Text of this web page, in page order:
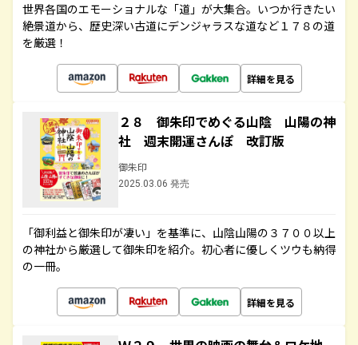
世界各国のエモーショナルな「道」が大集合。いつか行きたい
絶景道から、歴史深い古道にデンジャラスな道など１７８の道
を厳選！
詳細を見る
２８ 御朱印でめぐる山陰 山陽の神
社 週末開運さんぽ 改訂版
御朱印
2025.03.06 発売
「御利益と御朱印が凄い」を基準に、山陰山陽の３７００以上
の神社から厳選して御朱印を紹介。初心者に優しくツウも納得
の一冊。
詳細を見る